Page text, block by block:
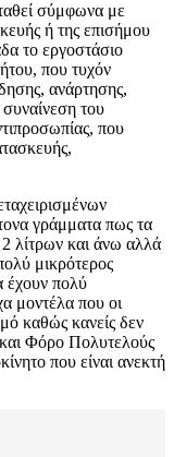
σύμφωνα με
ή της επισήμου
το εργοστάσιο
που τυχόν
ανάρτησης,
του
που
γράμματα πως τα
2 λίτρων και άνω αλλά
μικρότερος
έχουν πολύ
μοντέλα που οι
καθώς κανείς δεν
Φόρο Πολυτελούς
που είναι ανεκτή